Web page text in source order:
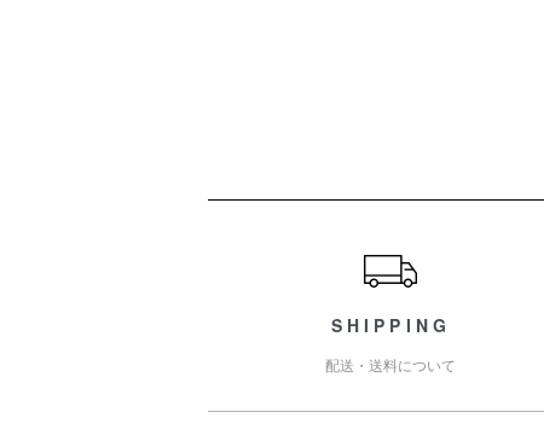
SHIPPING
配送・送料について